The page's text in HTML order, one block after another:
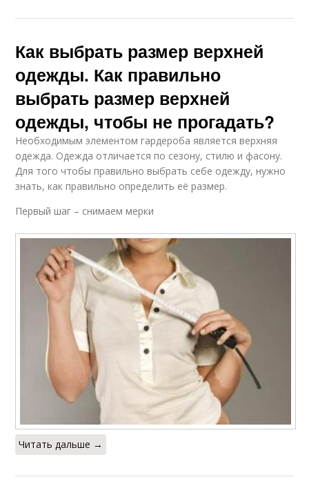
Как выбрать размер верхней
одежды. Как правильно
выбрать размер верхней
одежды, чтобы не прогадать?
Необходимым элементом гардероба является верхняя
одежда. Одежда отличается по сезону, стилю и фасону.
Для того чтобы правильно выбрать себе одежду, нужно
знать, как правильно определить её размер.
Первый шаг – снимаем мерки
Читать дальше →